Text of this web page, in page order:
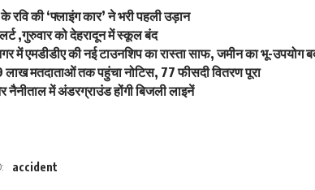
रवि की ‘फ्लाइंग कार’ ने भरी पहली उड़ान
,गुरुवार को देहरादून में स्कूल बंद
में एमडीडीए की नई टाउनशिप का रास्ता साफ, जमीन का भू-उपयोग
लाख मतदाताओं तक पहुंचा नोटिस, 77 फीसदी वितरण पूरा
नैनीताल में अंडरग्राउंड होंगी बिजली लाइनें
accident